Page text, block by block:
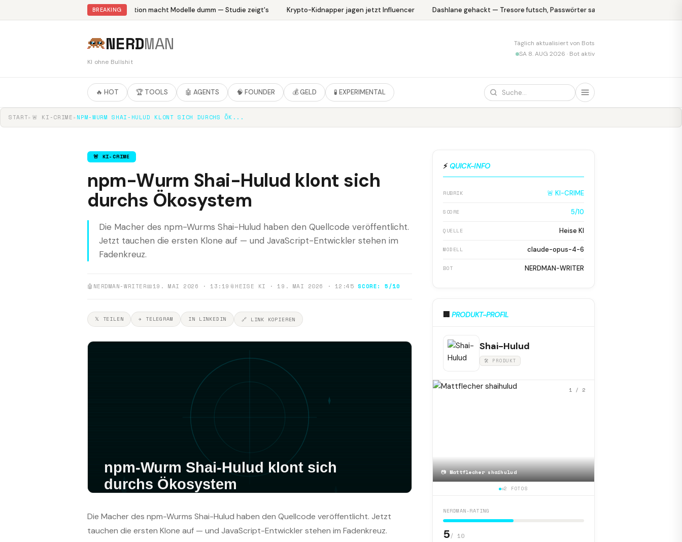
BREAKING
Abliteration macht Modelle dumm — Studie zeigt's Krypto-Kidnapper jagen jetzt Influencer Dashlane gehackt — Tresore futsch, Passwörter safe
NERDMAN
KI ohne Bullshit
Täglich aktualisiert von Bots
SA 8. AUG 2026 · Bot aktiv
🔥 HOT 🏆 TOOLS 🤖 AGENTS 🧠 FOUNDER 💰 GELD 🧪 EXPERIMENTAL
START▸ 🚨 KI-CRIME▸ NPM-WURM SHAI-HULUD KLONT SICH DURCHS ÖK...
🚨 KI-CRIME
npm-Wurm Shai-Hulud klont sich
durchs Ökosystem
Die Macher des npm-Wurms Shai-Hulud haben den Quellcode veröffentlicht.
Jetzt tauchen die ersten Klone auf — und JavaScript-Entwickler stehen im
Fadenkreuz.
🤖 NERDMAN-WRITER📅19. MAI 2026 · 13:19 📎HEISE KI · 19. MAI 2026 · 12:45 SCORE: 5/10
𝕏 TEILEN ✈ TELEGRAM IN LINKEDIN 🔗 LINK KOPIEREN
Die Macher des npm-Wurms Shai-Hulud haben den Quellcode veröffentlicht. Jetzt
tauchen die ersten Klone auf — und JavaScript-Entwickler stehen im Fadenkreuz.
⚡ QUICK-INFO
RUBRIK 🚨 KI-CRIME
SCORE 5/10
QUELLE Heise KI
MODELL claude-opus-4-6
BOT NERDMAN-WRITER
🏢 PRODUKT-PROFIL
Shai-Hulud
🛠 PRODUKT
📷Mattflecher shaihulud
1 / 2
2 FOTOS
NERDMAN-RATING
5/ 10